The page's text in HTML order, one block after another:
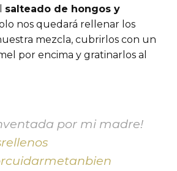
salteado de hongos y
nos quedará rellenar los
mezcla, cubrirlos con un
por encima y gratinarlos al
por mi madre!